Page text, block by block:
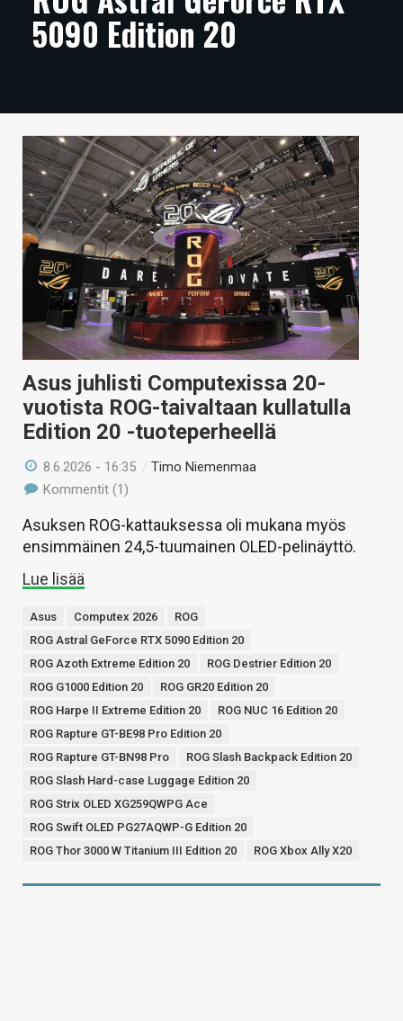
ARTIKKELIT
TIETOA
HINTA.FI
KAUPPA
VAIHDA TEEMA
HAKU
5090 Edition 20
Asus juhlisti Computexissa 20-
vuotista ROG-taivaltaan kullatulla
Edition 20 -tuoteperheellä
8.6.2026 - 16:35 /Timo Niemenmaa
Kommentit (1)
Asuksen ROG-kattauksessa oli mukana myös
ensimmäinen 24,5-tuumainen OLED-pelinäyttö.
Lue lisää
Asus Computex 2026
ROG
ROG Astral GeForce RTX 5090 Edition 20
ROG Azoth Extreme Edition 20
ROG Destrier Edition 20
ROG G1000 Edition 20
ROG GR20 Edition 20
ROG Harpe II Extreme Edition 20
ROG NUC 16 Edition 20
ROG Rapture GT-BE98 Pro Edition 20
ROG Rapture GT-BN98 Pro
ROG Slash Backpack Edition 20
ROG Slash Hard-case Luggage Edition 20
ROG Strix OLED XG259QWPG Ace
ROG Swift OLED PG27AQWP-G Edition 20
ROG Thor 3000 W Titanium III Edition 20
ROG Xbox Ally X20